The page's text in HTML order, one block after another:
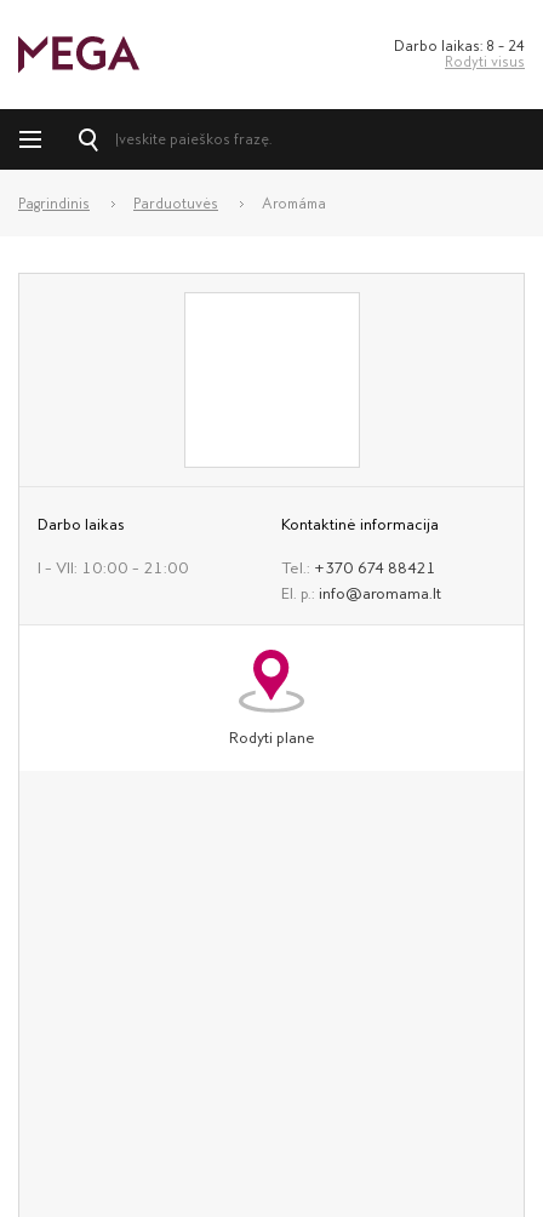
Darbo laikas: 8 – 24
Rodyti visus
Pagrindinis Parduotuvės Aromáma
Darbo laikas
I – VII: 10:00 – 21:00
Kontaktinė informacija
Tel.: +370 674 88421
El. p.: info@aromama.lt
Rodyti plane